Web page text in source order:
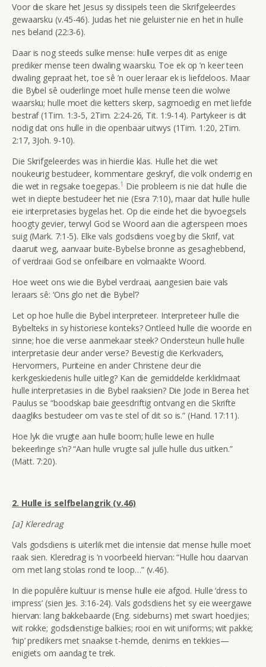
Voor die skare het Jesus sy dissipels teen die Skrifgeleerdes
gewaarsku (v.45-46). Judas het nie geluister nie en het in hulle
nes beland (22:3-6).
Daar is nog steeds sulke mense: hulle verpes dit as enige
prediker mense teen dwaling waarsku. Toe ek op ’n keer teen
dwaling gepraat het, toe sê ’n ouer leraar ek is liefdeloos. Maar
die Bybel sê ouderlinge moet hulle mense teen die wolwe
waarsku; hulle moet die ketters skerp, sagmoedig en met liefde
bestraf (1Tim. 1:3-5, 2Tim. 2:24-26, Tit. 1:9-14). Partykeer is dit
nodig dat ons hulle in die openbaar uitwys (1Tim. 1:20, 2Tim.
2:17, 3Joh. 9-10).
Die Skrifgeleerdes was in hierdie klas. Hulle het die wet
noukeurig bestudeer, kommentare geskryf, die volk onderrig en
die wet in regsake toegepas.1 Die probleem is nie dat hulle die
wet in diepte bestudeer het nie (Esra 7:10), maar dat hulle hulle
eie interpretasies bygelas het. Op die einde het die byvoegsels
hoogty gevier, terwyl God se Woord aan die agterspeen moes
suig (Mark. 7:1-5). Elke vals godsdiens voeg by die Skrif, vat
daaruit weg, aanvaar buite-Bybelse bronne as gesaghebbend,
of verdraai God se onfeilbare en volmaakte Woord.
Hoe weet ons wie die Bybel verdraai, aangesien baie vals
leraars sê: ‘Ons glo net die Bybel’?
Let op hoe hulle die Bybel interpreteer. Interpreteer hulle die
Bybelteks in sy historiese konteks? Ontleed hulle die woorde en
sinne; hoe die verse aanmekaar steek? Ondersteun hulle hulle
interpretasie deur ander verse? Bevestig die Kerkvaders,
Hervormers, Puriteine en ander Christene deur die
kerkgeskiedenis hulle uitleg? Kan die gemiddelde kerklidmaat
hulle interpretasies in die Bybel raaksien? Die Jode in Berea het
Paulus se “boodskap baie geesdriftig ontvang en die Skrifte
daagliks bestudeer om vas te stel of dit so is.” (Hand. 17:11).
Hoe lyk die vrugte aan hulle boom; hulle lewe en hulle
bekeerlinge s’n? “Aan hulle vrugte sal julle hulle dus uitken.”
(Matt. 7:20).
2. Hulle is selfbelangrik (v.46)
[a] Kleredrag
Vals godsdiens is uiterlik met die intensie dat mense hulle moet
raak sien. Kleredrag is ’n voorbeeld hiervan: “Hulle hou daarvan
om met lang stolas rond te loop…” (v.46).
In die populêre kultuur is mense hulle eie afgod. Hulle ‘dress to
impress’ (sien Jes. 3:16-24). Vals godsdiens het sy eie weergawe
hiervan: lang bakkebaarde (Eng. sideburns) met swart hoedjies;
wit rokke; godsdienstige balkies; rooi en wit uniforms; wit pakke;
‘hip’ predikers met snaakse t-hemde, denims en tekkies—
enigiets om aandag te trek.